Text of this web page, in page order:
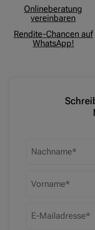
Onlineberatung
vereinbaren
Rendite-Chancen auf
WhatsApp!